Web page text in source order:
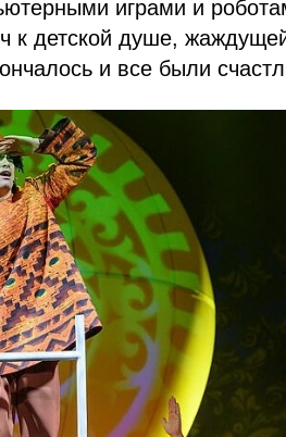
играми и
к детской душе,
и все были